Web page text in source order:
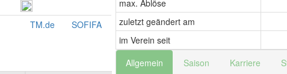
TM.de SOFIFA
max. Ablöse
zuletzt geändert am
im Verein seit
Allgemein
Saison Karriere